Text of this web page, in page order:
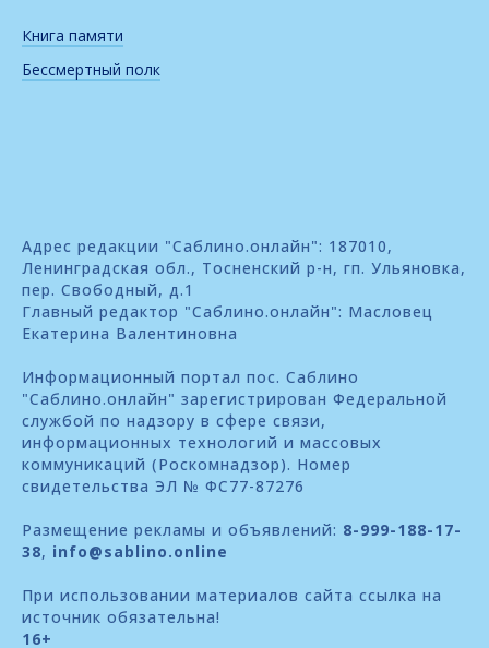
Книга памяти
Бессмертный полк
Адрес редакции "Саблино.онлайн": 187010,
Ленинградская обл., Тосненский р-н, гп. Ульяновка,
пер. Свободный, д.1
Главный редактор "Саблино.онлайн": Масловец
Екатерина Валентиновна
Информационный портал пос. Саблино
"Саблино.онлайн" зарегистрирован Федеральной
службой по надзору в сфере связи,
информационных технологий и массовых
коммуникаций (Роскомнадзор). Номер
свидетельства ЭЛ № ФС77-87276
Размещение рекламы и объявлений: 8-999-188-17-
38, info@sablino.online
При использовании материалов сайта ссылка на
источник обязательна!
16+